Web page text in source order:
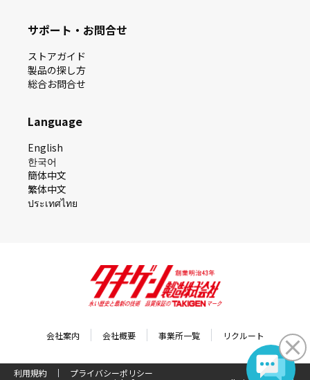
サポート・お問合せ
ストアガイド
製品の探し⽅
総合お問合せ
Language
English
한국어
簡体中文
繁体中文
ประเทศไทย
会社案内 会社概要 事業所一覧 リクルート
利用規約
プライバシーポリシー